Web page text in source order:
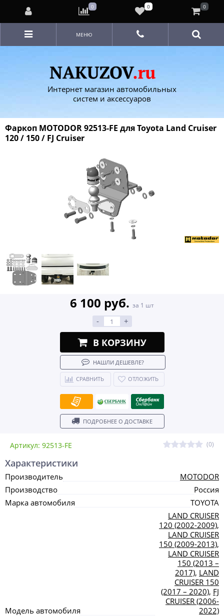
Интернет магазин автомобильных
систем и аксессуаров
МЕНЮ
Фаркоп MOTODOR 92513-FE для Toyota Land Cruiser
120 / 150 / FJ Cruiser
Артикул: 92513-FE (0)
6 100 руб. за 1 шт
- +
В КОРЗИНУ
НАШЛИ ДЕШЕВЛЕ?
СРАВНИТЬ ОТЛОЖИТЬ
ПОДРОБНЕЕ О ДОСТАВКЕ
Характеристики
Производитель
MOTODOR
Производство
Россия
Марка автомобиля
TOYOTA
Модель автомобиля
LAND CRUISER
120 (2002-2009),
LAND CRUISER
150 (2009-2013),
LAND CRUISER
150 (2013 –
2017), LAND
CRUISER 150
(2017 – 2020), FJ
CRUISER (2006-
2022)
0 0 0